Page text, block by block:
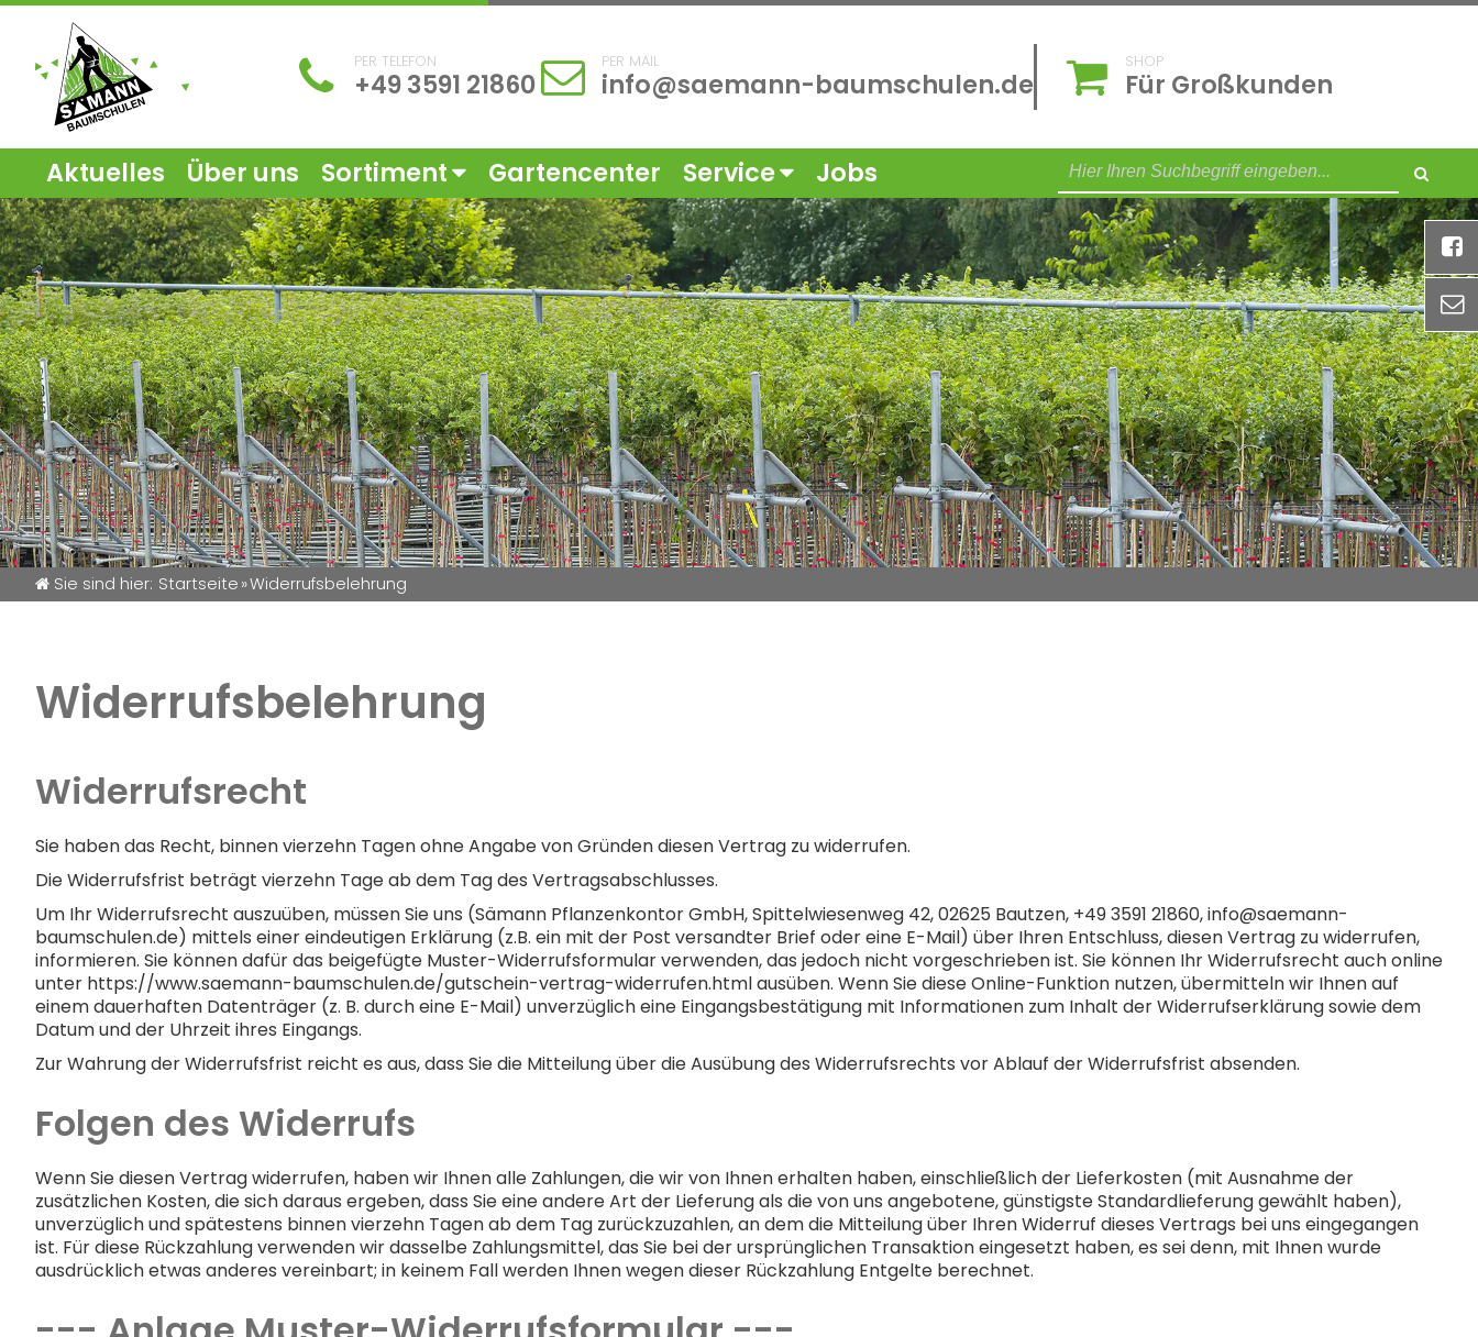
PER TELEFON
+49 3591 21860
PER MAIL
info@saemann-baumschulen.de
SHOP
Für Großkunden
Aktuelles Über uns Sortiment Gartencenter Service Jobs
Sie sind hier: Startseite »Widerrufsbelehrung
Widerrufsbelehrung
Widerrufsrecht
Sie haben das Recht, binnen vierzehn Tagen ohne Angabe von Gründen diesen Vertrag zu widerrufen.
Die Widerrufsfrist beträgt vierzehn Tage ab dem Tag des Vertragsabschlusses.
Um Ihr Widerrufsrecht auszuüben, müssen Sie uns (Sämann Pflanzenkontor GmbH, Spittelwiesenweg 42, 02625 Bautzen, +49 3591 21860, info@saemann-
baumschulen.de) mittels einer eindeutigen Erklärung (z.B. ein mit der Post versandter Brief oder eine E-Mail) über Ihren Entschluss, diesen Vertrag zu widerrufen,
informieren. Sie können dafür das beigefügte Muster-Widerrufsformular verwenden, das jedoch nicht vorgeschrieben ist. Sie können Ihr Widerrufsrecht auch online
unter https://www.saemann-baumschulen.de/gutschein-vertrag-widerrufen.html ausüben. Wenn Sie diese Online-Funktion nutzen, übermitteln wir Ihnen auf
einem dauerhaften Datenträger (z. B. durch eine E-Mail) unverzüglich eine Eingangsbestätigung mit Informationen zum Inhalt der Widerrufserklärung sowie dem
Datum und der Uhrzeit ihres Eingangs.
Zur Wahrung der Widerrufsfrist reicht es aus, dass Sie die Mitteilung über die Ausübung des Widerrufsrechts vor Ablauf der Widerrufsfrist absenden.
Folgen des Widerrufs
Wenn Sie diesen Vertrag widerrufen, haben wir Ihnen alle Zahlungen, die wir von Ihnen erhalten haben, einschließlich der Lieferkosten (mit Ausnahme der
zusätzlichen Kosten, die sich daraus ergeben, dass Sie eine andere Art der Lieferung als die von uns angebotene, günstigste Standardlieferung gewählt haben),
unverzüglich und spätestens binnen vierzehn Tagen ab dem Tag zurückzuzahlen, an dem die Mitteilung über Ihren Widerruf dieses Vertrags bei uns eingegangen
ist. Für diese Rückzahlung verwenden wir dasselbe Zahlungsmittel, das Sie bei der ursprünglichen Transaktion eingesetzt haben, es sei denn, mit Ihnen wurde
ausdrücklich etwas anderes vereinbart; in keinem Fall werden Ihnen wegen dieser Rückzahlung Entgelte berechnet.